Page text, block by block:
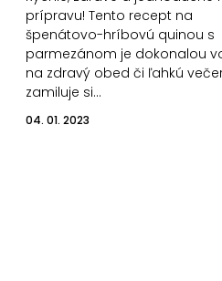
prípravu! Tento recept na
špenátovo-hríbovú quinou s
parmezánom je dokonalou
na zdravý obed či ľahkú
zamiluje si…
04. 01. 2023